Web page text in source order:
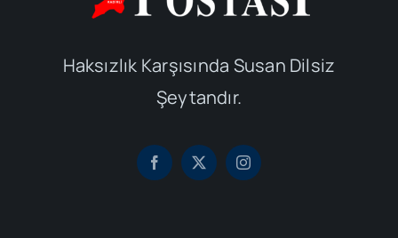
Haksızlık Karşısında Susan Dilsiz
Şeytandır.